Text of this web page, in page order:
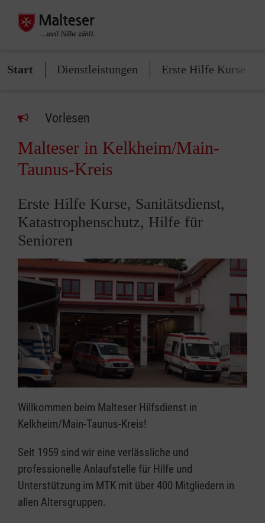
Start Dienstleistungen Erste Hilfe Kurse
Vorlesen
Malteser in Kelkheim/Main-
Taunus-Kreis
Erste Hilfe Kurse, Sanitätsdienst,
Katastrophenschutz, Hilfe für
Senioren
Willkommen beim Malteser Hilfsdienst in
Kelkheim/Main-Taunus-Kreis!
Seit 1959 sind wir eine verlässliche und
professionelle Anlaufstelle für Hilfe und
Unterstützung im MTK mit über 400 Mitgliedern in
allen Altersgruppen.